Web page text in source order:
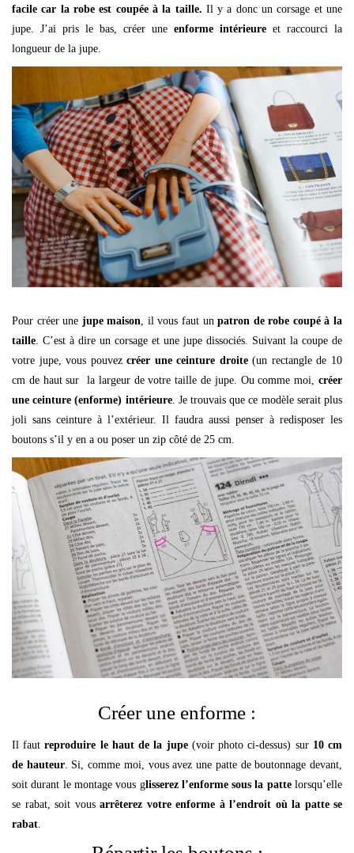
facile car la robe est coupée à la taille. Il y a donc un corsage et une
jupe. J’ai pris le bas, créer une enforme intérieure et raccourci la
longueur de la jupe.
Pour créer une jupe maison, il vous faut unpatron de robe coupé à la
taille. C’est à dire un corsage et une jupe dissociés. Suivant la coupe de
votre jupe, vous pouvezcréer une ceinture droite(un rectangle de 10
cm de haut sur la largeur de votre taille de jupe. Ou comme moi, créer
une ceinture (enforme) intérieure. Je trouvais que ce modèle serait plus
joli sans ceinture à l’extérieur. Il faudra aussi penser à redisposer les
boutons s’il y en a ou poser un zip côté de 25 cm.
Créer une enforme :
Il fautreproduire le haut de la jupe(voir photo ci-dessus) sur 10 cm
de hauteur. Si, comme moi, vous avez une patte de boutonnage devant,
soit durant le montage vous glisserez l’enforme sous la pattelorsqu’elle
se rabat, soit vous arrêterez votre enforme à l’endroit où la patte se
rabat.